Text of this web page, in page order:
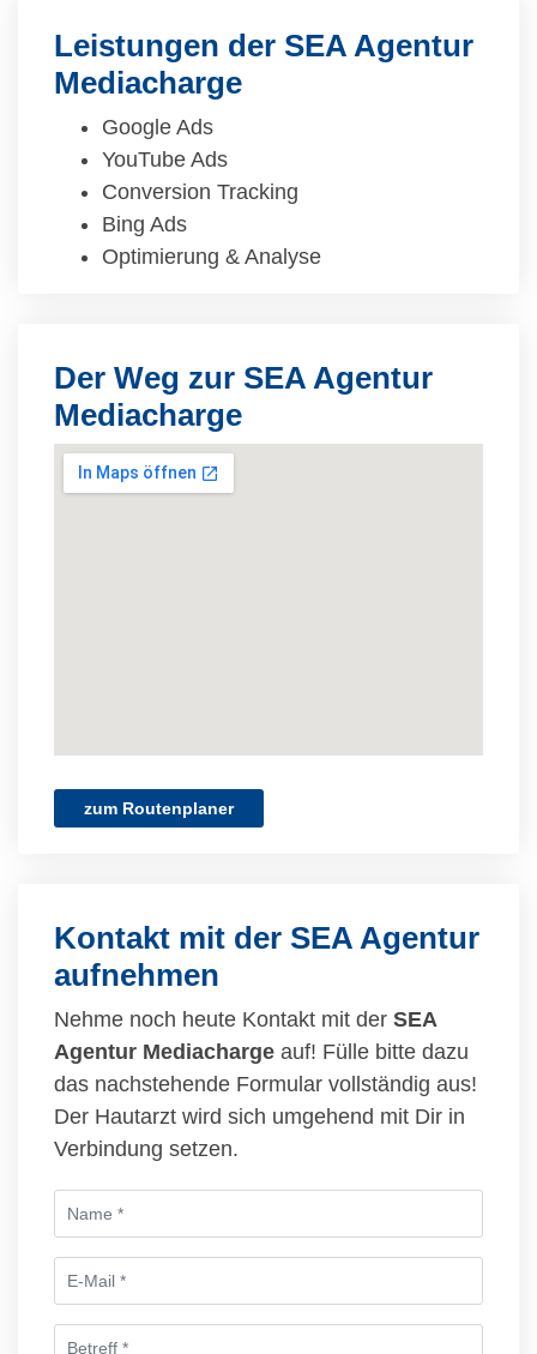
Leistungen der SEA Agentur
Mediacharge
Google Ads
YouTube Ads
Conversion Tracking
Bing Ads
Optimierung & Analyse
Der Weg zur SEA Agentur
Mediacharge
zum Routenplaner
Kontakt mit der SEA Agentur
aufnehmen
Nehme noch heute Kontakt mit der SEA
Agentur Mediacharge auf! Fülle bitte dazu
das nachstehende Formular vollständig aus!
Der Hautarzt wird sich umgehend mit Dir in
Verbindung setzen.